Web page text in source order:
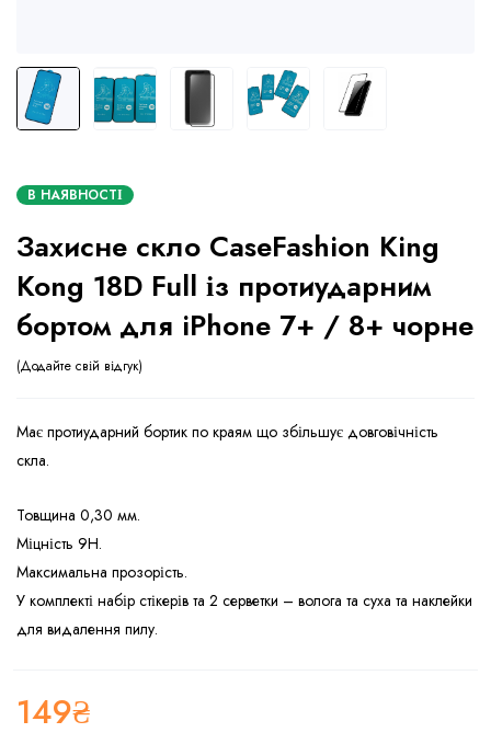
В НАЯВНОСТІ
Захисне скло CaseFashion King
Kong 18D Full із протиударним
бортом для iPhone 7+ / 8+ чорне
Додайте свій відгук
Має протиударний бортик по краям що збільшує довговічність
скла.
Товщина 0,30 мм.
Міцність 9Н.
Максимальна прозорість.
У комплекті набір стікерів та 2 серветки – волога та суха та наклейки
для видалення пилу.
149₴